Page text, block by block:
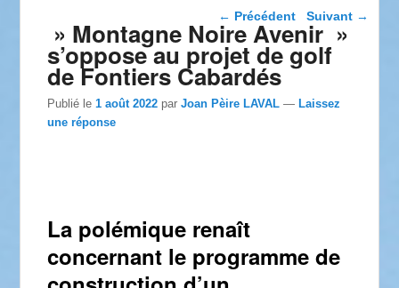
Navigation dans les
articles
← Précédent Suivant →
» Montagne Noire Avenir »
s’oppose au projet de golf
de Fontiers Cabardés
Publié le1 août 2022 parJoan Pèire LAVAL —Laissez
une réponse
La polémique renaît
concernant le programme de